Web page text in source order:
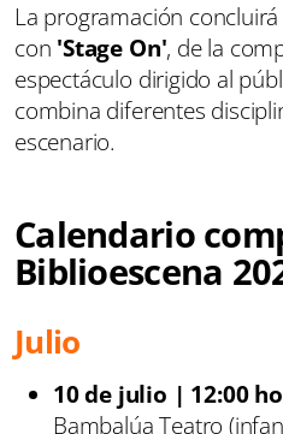
La programación concluirá
con 'Stage On', de la
espectáculo dirigido al
combina diferentes
escenario.
Calendario
Biblioescena
Julio
10 de julio | 12:00
Bambalúa Teatro